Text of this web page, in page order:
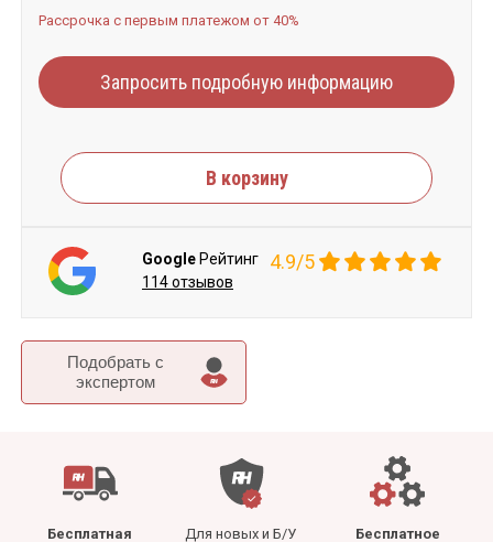
Подобрать c
экспертом
Бесплатная
Для новых и Б/У
Бесплатное
Рассрочка с первым платежом от 40%
Запросить подробную информацию
В корзину
Google Рейтинг 4.9/5
114 отзывов